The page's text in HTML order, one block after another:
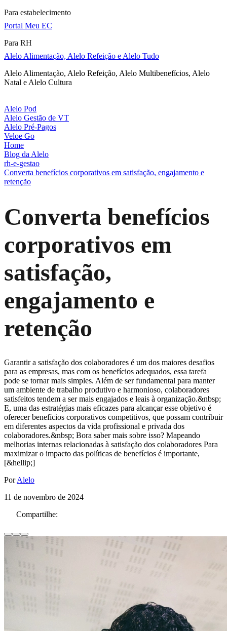
Para estabelecimento
Portal Meu EC
Para RH
Alelo Alimentação, Alelo Refeição e Alelo Tudo
Alelo Alimentação, Alelo Refeição, Alelo Multibenefícios, Alelo
Natal e Alelo Cultura
Alelo Pod
Alelo Gestão de VT
Alelo Pré-Pagos
Veloe Go
Home
Blog da Alelo
rh-e-gestao
Converta benefícios corporativos em satisfação, engajamento e
retenção
Converta benefícios
corporativos em
satisfação,
engajamento e
retenção
Garantir a satisfação dos colaboradores é um dos maiores desafios
para as empresas, mas com os benefícios adequados, essa tarefa
pode se tornar mais simples. Além de ser fundamental para manter
um ambiente de trabalho produtivo e harmonioso, colaboradores
satisfeitos tendem a ser mais engajados e leais à organização.&nbsp;
E, uma das estratégias mais eficazes para alcançar esse objetivo é
oferecer benefícios corporativos competitivos, que possam contribuir
em diferentes aspectos da vida profissional e privada dos
colaboradores.&nbsp; Bora saber mais sobre isso? Mapeando
melhorias internas relacionadas à satisfação dos colaboradores Para
maximizar o impacto das políticas de benefícios é importante,
[&hellip;]
PorAlelo
11 de novembro de 2024
Compartilhe: